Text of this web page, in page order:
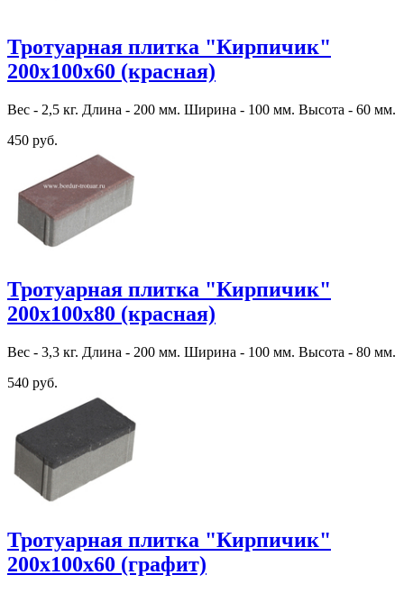
Тротуарная плитка "Кирпичик"
200х100х60 (красная)
Вес - 2,5 кг. Длина - 200 мм. Ширина - 100 мм. Высота - 60 мм.
450 руб.
Тротуарная плитка "Кирпичик"
200х100х80 (красная)
Вес - 3,3 кг. Длина - 200 мм. Ширина - 100 мм. Высота - 80 мм.
540 руб.
Тротуарная плитка "Кирпичик"
200х100х60 (графит)